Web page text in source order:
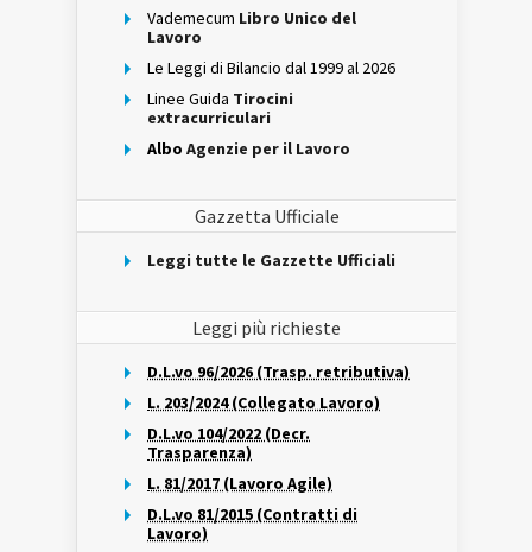
Vademecum Libro Unico del
Lavoro
Le Leggi di Bilancio dal 1999 al 2026
Linee Guida Tirocini
extracurriculari
Albo Agenzie per il Lavoro
Gazzetta Ufficiale
Leggi tutte le Gazzette Ufficiali
Leggi più richieste
D.L.vo 96/2026 (Trasp. retributiva)
L. 203/2024 (Collegato Lavoro)
D.L.vo 104/2022 (Decr.
Trasparenza)
L. 81/2017 (Lavoro Agile)
D.L.vo 81/2015 (Contratti di
Lavoro)